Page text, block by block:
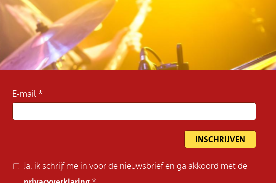
E-mail
Ja, ik schrijf me in voor de nieuwsbrief en ga akkoord met de